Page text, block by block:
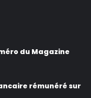
du Magazine
rémunéré sur